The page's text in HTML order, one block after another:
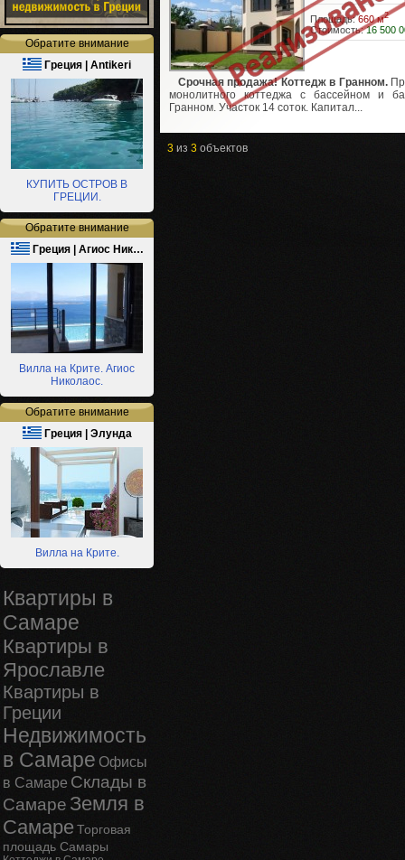
Обратите внимание
Греция | Antikeri
КУПИТЬ ОСТРОВ В
ГРЕЦИИ.
Обратите внимание
Греция | Агиос Ник…
Вилла на Крите. Агиос
Николаос.
Обратите внимание
Греция | Элунда
Вилла на Крите.
Квартиры в
Самаре
Квартиры в
Ярославле
Квартиры в
Греции
Недвижимость
в Самаре Офисы
в Самаре Склады в
Самаре Земля в
СамареТорговая
площадь Самары
Площадь:660 м2
Стоимость: 16 500
Срочная продажа! Коттедж в Гранном.
монолитного коттеджа с бассейном и
Гранном. Участок 14 соток. Капитал...
3 из 3 объектов